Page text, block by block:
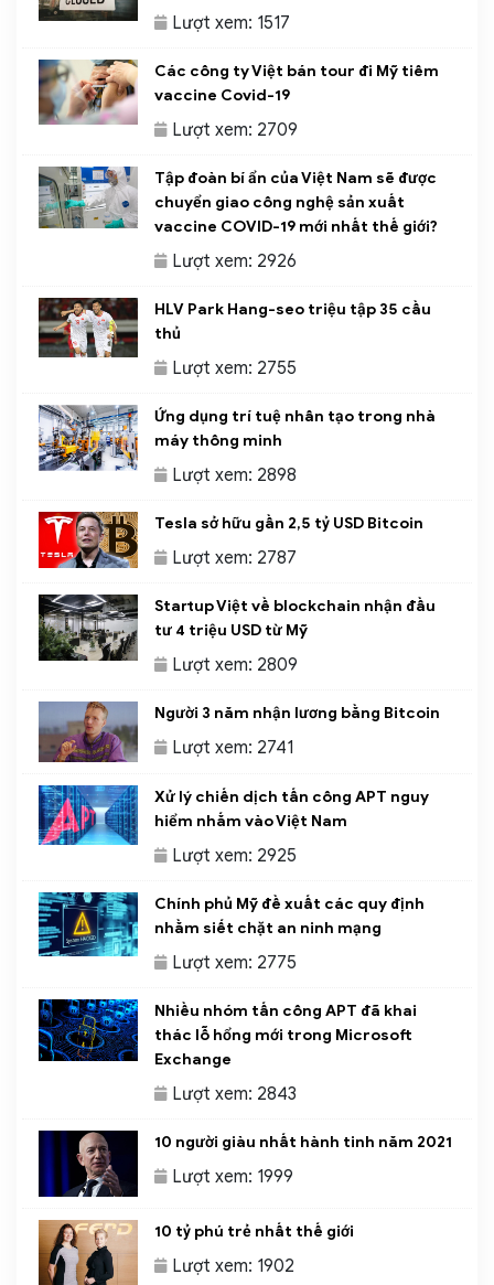
Lượt xem: 1517
Các công ty Việt bán tour đi Mỹ tiêm
vaccine Covid-19
Lượt xem: 2709
Tập đoàn bí ẩn của Việt Nam sẽ được
chuyển giao công nghệ sản xuất
vaccine COVID-19 mới nhất thế giới?
Lượt xem: 2926
HLV Park Hang-seo triệu tập 35 cầu
thủ
Lượt xem: 2755
Ứng dụng trí tuệ nhân tạo trong nhà
máy thông minh
Lượt xem: 2898
Tesla sở hữu gần 2,5 tỷ USD Bitcoin
Lượt xem: 2787
Startup Việt về blockchain nhận đầu
tư 4 triệu USD từ Mỹ
Lượt xem: 2809
Người 3 năm nhận lương bằng Bitcoin
Lượt xem: 2741
Xử lý chiến dịch tấn công APT nguy
hiểm nhắm vào Việt Nam
Lượt xem: 2925
Chính phủ Mỹ đề xuất các quy định
nhằm siết chặt an ninh mạng
Lượt xem: 2775
Nhiều nhóm tấn công APT đã khai
thác lỗ hổng mới trong Microsoft
Exchange
Lượt xem: 2843
10 người giàu nhất hành tinh năm 2021
Lượt xem: 1999
10 tỷ phú trẻ nhất thế giới
Lượt xem: 1902